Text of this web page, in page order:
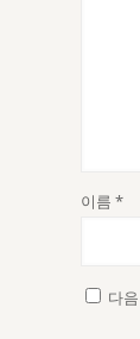
이름 *
다